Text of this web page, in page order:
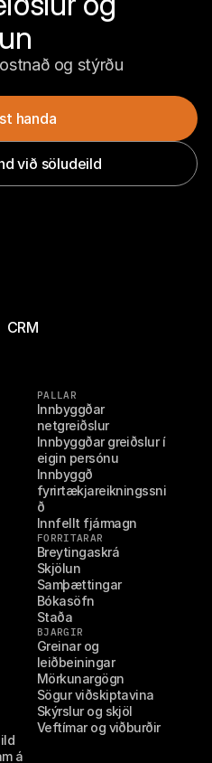
og stýrðu
handa
við söludeild
CRM
á
PALLAR
Innbyggðar
netgreiðslur
Innbyggðar greiðslur í
eigin persónu
Innbyggð
fyrirtækjareikningssni
ð
Innfellt fjármagn
FORRITARAR
Breytingaskrá
Skjölun
Samþættingar
Bókasöfn
Staða
BJARGIR
Greinar og
leiðbeiningar
Mörkunargögn
Sögur viðskiptavina
Skýrslur og skjöl
Veftímar og viðburðir